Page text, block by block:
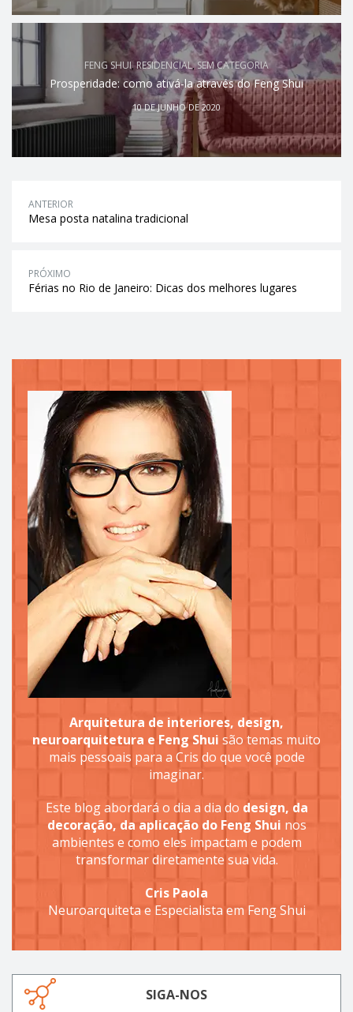
FENG SHUI,RESIDENCIAL,SEM CATEGORIA
Prosperidade: como ativá-la através do Feng Shui
10 DE JUNHO DE 2020
ANTERIOR
Mesa posta natalina tradicional
PRÓXIMO
Férias no Rio de Janeiro: Dicas dos melhores lugares
Arquitetura de interiores, design,
neuroarquitetura e Feng Shui são temas muito
mais pessoais para a Cris do que você pode
imaginar.
Este blog abordará o dia a dia do design, da
decoração, da aplicação do Feng Shui nos
ambientes e como eles impactam e podem
transformar diretamente sua vida.
Cris Paola
Neuroarquiteta e Especialista em Feng Shui
SIGA-NOS